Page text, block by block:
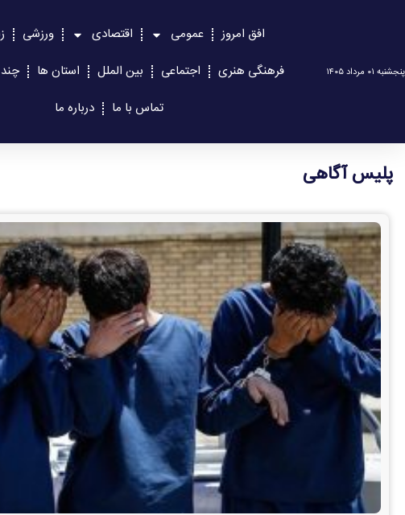
پنجشنبه ۰۱ مرداد ۱۴۰۵
افق امروز عمومی اقتصادی ورزشی
فرهنگی هنری
اجتماعی بین الملل استان ها
تماس با ما
درباره ما
پلیس آگاهی